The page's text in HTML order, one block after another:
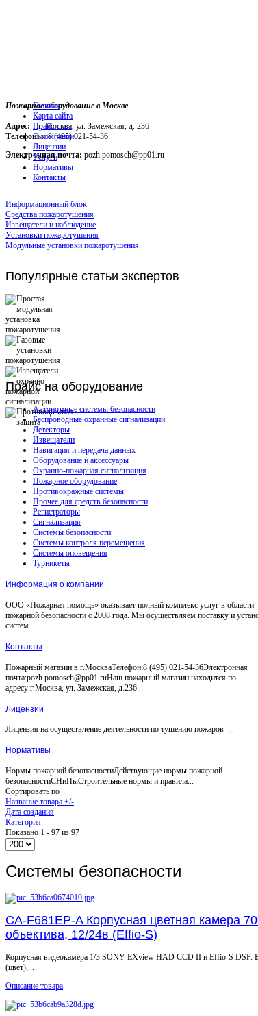
Пожарное оборудование в Москве
Адрес: г. Москва, ул. Замежская, д. 236
Телефоны:8 (495) 021-54-36
Электронная почта: pozh.pomosch@pp01.ru
Главная
Карта сайта
Прайс-лист
О компании
Лицензии
Услуги
Нормативы
Контакты
Информационный блок
Средства пожаротушения
Извещатели и наблюдение
Установки пожаротушения
Модульные установки пожаротушения
Популярные статьи экспертов
Прайсна оборудование
Автономные системы безопасности
Беспроводные охранные сигнализации
Детекторы
Извещатели
Навигация и передача данных
Оборудование и аксессуары
Охранно-пожарная сигнализация
Пожарное оборудование
Противокражные системы
Прочее для средств безопасности
Регистраторы
Сигнализация
Системы безопасности
Системы контроля перемещения
Системы оповещения
Турникеты
Информация о компании
ООО «Пожарная помощь» оказывает полный комплекс услуг в области
пожарной безопасности с 2008 года. Мы осуществляем поставку и
систем...
Контакты
Пожарный магазин в г.МоскваТелефон:8 (495) 021-54-36Электронная
почта:pozh.pomosch@pp01.ruНаш пожарный магазин находится по
адресу:г.Москва, ул. Замежская, д.236...
Лицензии
Лицензия на осуществление деятельности по тушению пожаров ...
Нормативы
Нормы пожарной безопасностиДействующие нормы пожарной
безопасностиСНиПыСтроительные нормы и правила...
Сортировать по
Название товара +/-
Дата создания
Категория
Показано 1 - 97 из 97
Системы безопасности
CA-F681EP-A Корпусная цветная камера
объектива, 12/24в (Effio-S)
Корпусная видеокамера 1/3 SONY EXview HAD CCD II и Effio-S DSP.
(цвет),...
Описание товара